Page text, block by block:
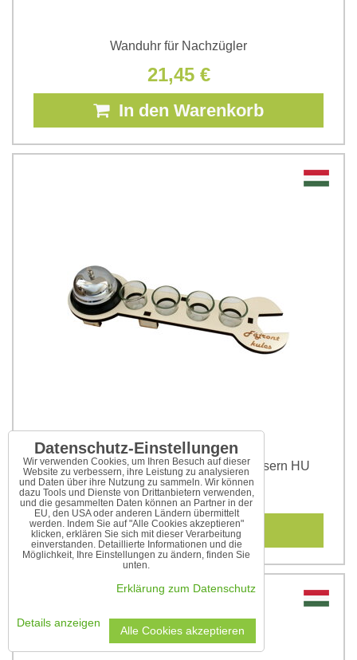
Wanduhr für Nachzügler
21,45 €
In den Warenkorb
Feierabend-Schlüssel mit Schnapsgläsern HU
14,85 €
In den Warenkorb
Datenschutz-Einstellungen
Wir verwenden Cookies, um Ihren Besuch auf dieser
Website zu verbessern, ihre Leistung zu analysieren
und Daten über ihre Nutzung zu sammeln. Wir können
dazu Tools und Dienste von Drittanbietern verwenden,
und die gesammelten Daten können an Partner in der
EU, den USA oder anderen Ländern übermittelt
werden. Indem Sie auf "Alle Cookies akzeptieren"
klicken, erklären Sie sich mit dieser Verarbeitung
einverstanden. Detaillierte Informationen und die
Möglichkeit, Ihre Einstellungen zu ändern, finden Sie
unten.
Erklärung zum Datenschutz
Details anzeigen
Alle Cookies akzeptieren